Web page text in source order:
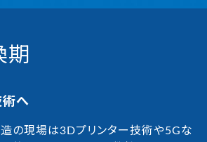
期
術へ
の現場は3Dプリンター技術や5Gな